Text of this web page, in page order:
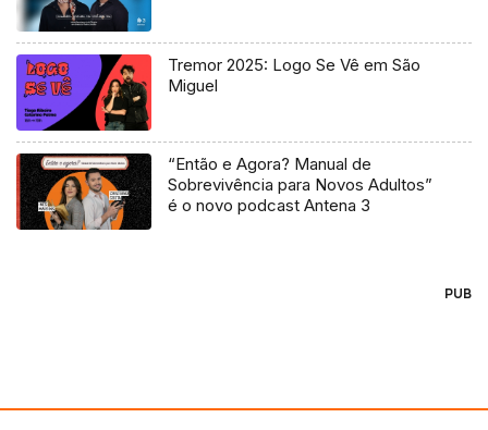
Tremor 2025: Logo Se Vê em São
Miguel
“Então e Agora? Manual de
Sobrevivência para Novos Adultos”
é o novo podcast Antena 3
PUB